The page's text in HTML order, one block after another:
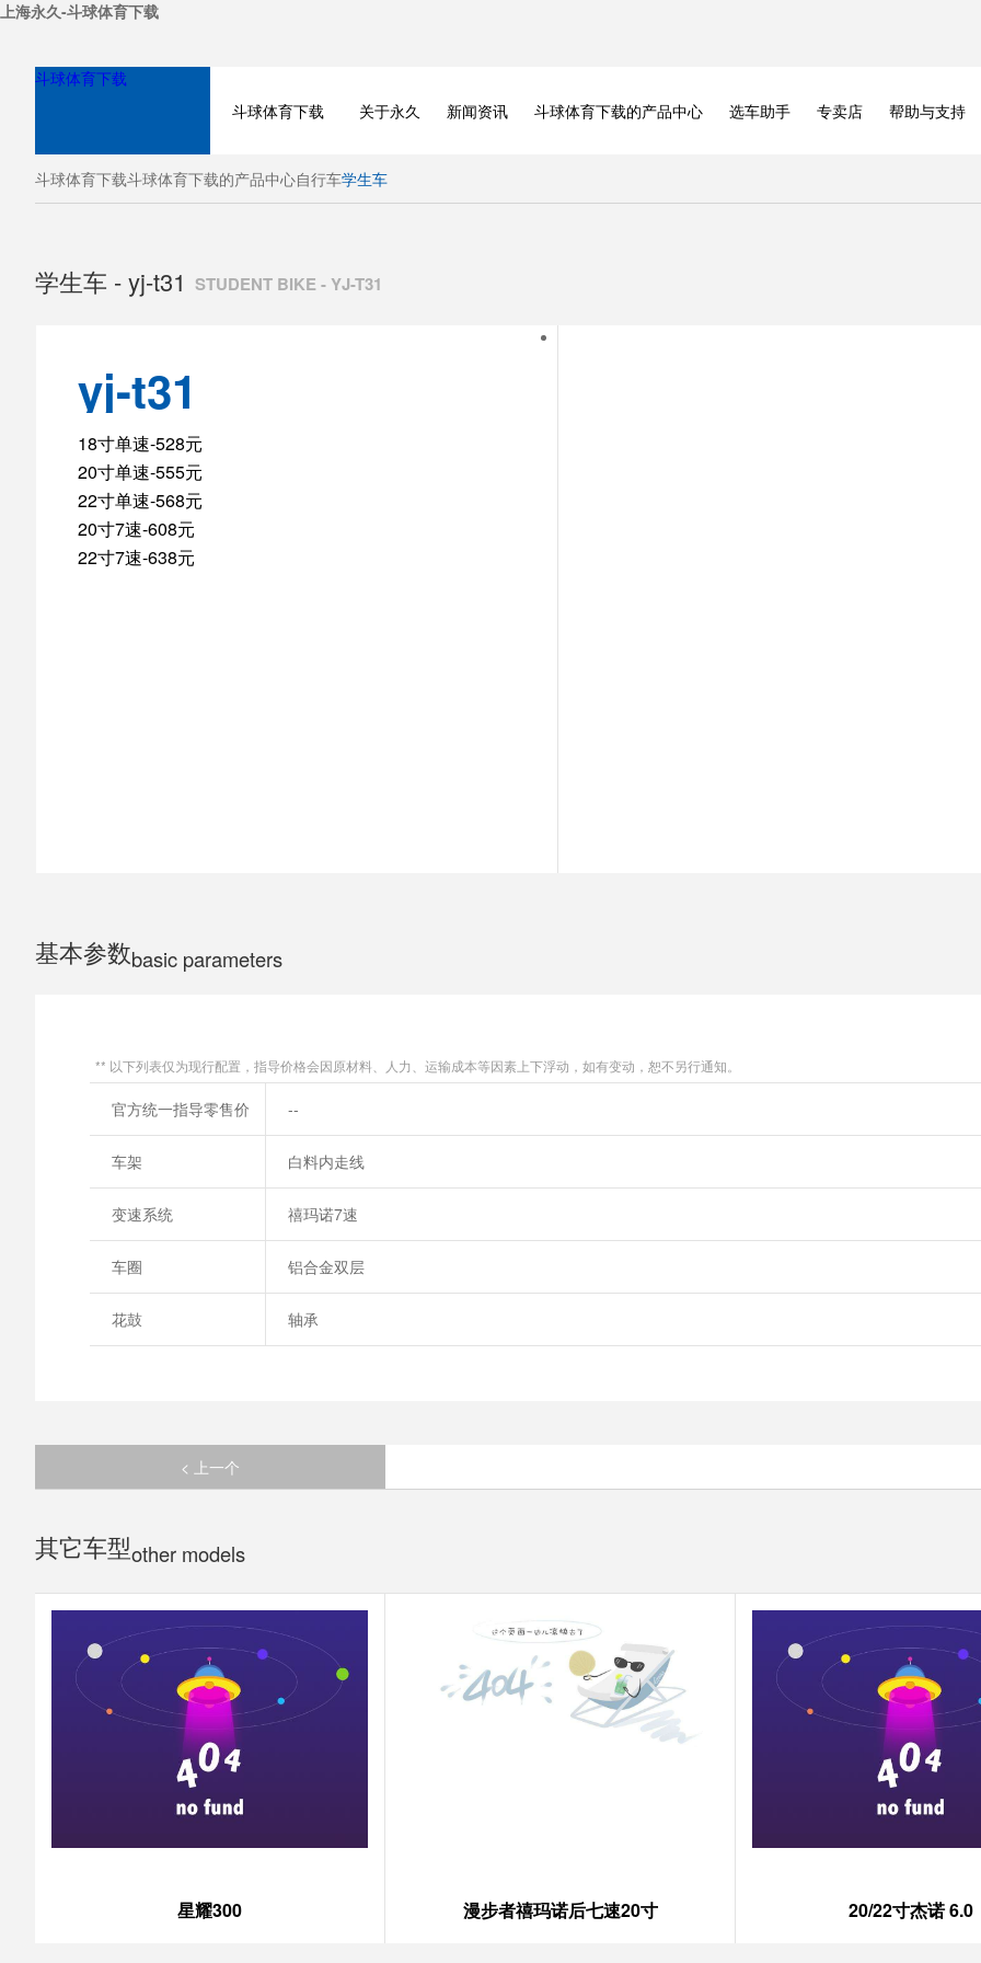
上海永久-斗球体育下载
斗球体育下载
斗球体育下载 关于永久 新闻资讯 斗球体育下载的产品中心 选车助手 专卖店 帮助与支持
斗球体育下载斗球体育下载的产品中心自行车学生车
BICYCLE
ELECTRIC BIKE
ELECTRIC MOTORCYCLE
学生车 - yj-t31 STUDENT BIKE - YJ-T31
yj-t31
18寸单速-528元
20寸单速-555元
22寸单速-568元
20寸7速-608元
22寸7速-638元
基本参数basic parameters
** 以下列表仅为现行配置，指导价格会因原材料、人力、运输成本等因素上下浮动，如有变动，恕不另行通知。
官方统一指导零售价 --
车架 白料内走线
变速系统 禧玛诺7速
车圈 铝合金双层
花鼓 轴承
< 上一个
其它车型other models
星耀300 漫步者禧玛诺后七速20寸 20/22寸杰诺 6.0